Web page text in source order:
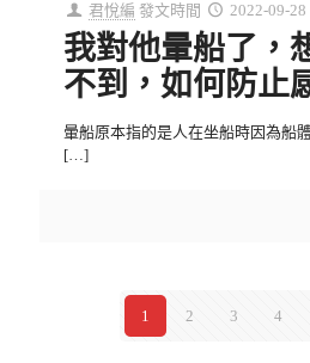
君悅編 發文時間 2022-09-28
我對他暈船了，
不到，如何防止
暈船原本指的是人在坐船時因為船
[…]
1 2 3 4